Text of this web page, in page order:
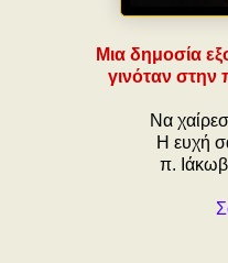
Μια δημοσία
γινόταν στην
Να
Η ευχή
π.